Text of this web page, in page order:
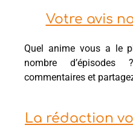
Votre avis
Quel anime vous a le
nombre
commentaires et
La rédaction